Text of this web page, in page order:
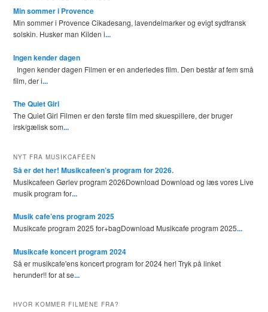
Min sommer i Provence
Min sommer i Provence Cikadesang, lavendelmarker og evigt sydfransk
solskin. Husker man Kilden i...
Ingen kender dagen
Ingen kender dagen Filmen er en anderledes film. Den består af fem små
film, der i...
The Quiet Girl
The Quiet Girl Filmen er den første film med skuespillere, der bruger
irsk/gælisk som...
NYT FRA MUSIKCAFÉEN
Så er det her! Musikcafeen’s program for 2026.
Musikcafeen Gørlev program 2026Download Download og læs vores Live
musik program for...
Musik cafe’ens program 2025
Musikcafe program 2025 for+bagDownload Musikcafe program 2025...
Musikcafe koncert program 2024
Så er musikcafe'ens koncert program for 2024 her! Tryk på linket
herunder!! for at se...
HVOR KOMMER FILMENE FRA?